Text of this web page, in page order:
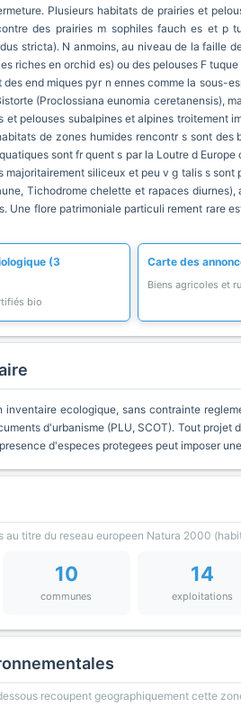
Plusieurs habitats de prairies et
des prairies m sophiles fauch es et p
stricta). N anmoins, au niveau de la faille
riches en orchid es) ou des pelouses F
end miques pyr n ennes comme la sous-
(Proclossiana eunomia ceretanensis),
et pelouses subalpines et alpines troitement
de zones humides rencontr s sont
sont fr quent s par la Loutre d
majoritairement siliceux et peu v g talis s
Tichodrome chelette et rapaces
Une flore patrimoniale particuli rement rare
(3
bio
Carte des
Biens agricoles et
inventaire ecologique, sans contrainte
d'urbanisme (PLU, SCOT). Tout
d'especes protegees peut imposer
au titre du reseau europeen Natura 2000
10
communes
14
exploitations
recoupent geographiquement cette